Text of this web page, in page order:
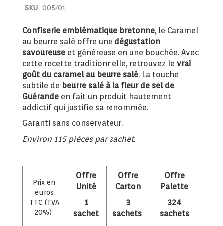
SKU 005/01
Confiserie emblématique bretonne, le Caramel
au beurre salé offre une dégustation
savoureuseet généreuse en une bouchée. Avec
cette recette traditionnelle, retrouvez le vrai
goût du caramel au beurre salé. La touche
subtile de beurre salé à la fleur de sel de
Guérandeen fait un produit hautement
addictif qui justifie sa renommée.
Garanti sans conservateur.
Environ 115 pièces par sachet.
Prix en
euros
TTC (TVA
20%)
Offre
Unité
1
sachet
Offre
Carton
3
sachets
Offre
Palette
324
sachets